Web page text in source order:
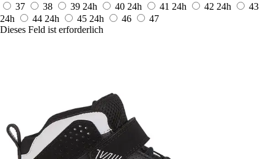
37
38 39 24h 40 24h 41 24h 42 24h
43
24h
44 24h 45 24h 46
47
Dieses Feld ist erforderlich